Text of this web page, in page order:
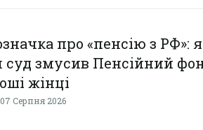
про «пенсію з РФ»:
суд змусив Пенсійний
жінці
07 Серпня 2026